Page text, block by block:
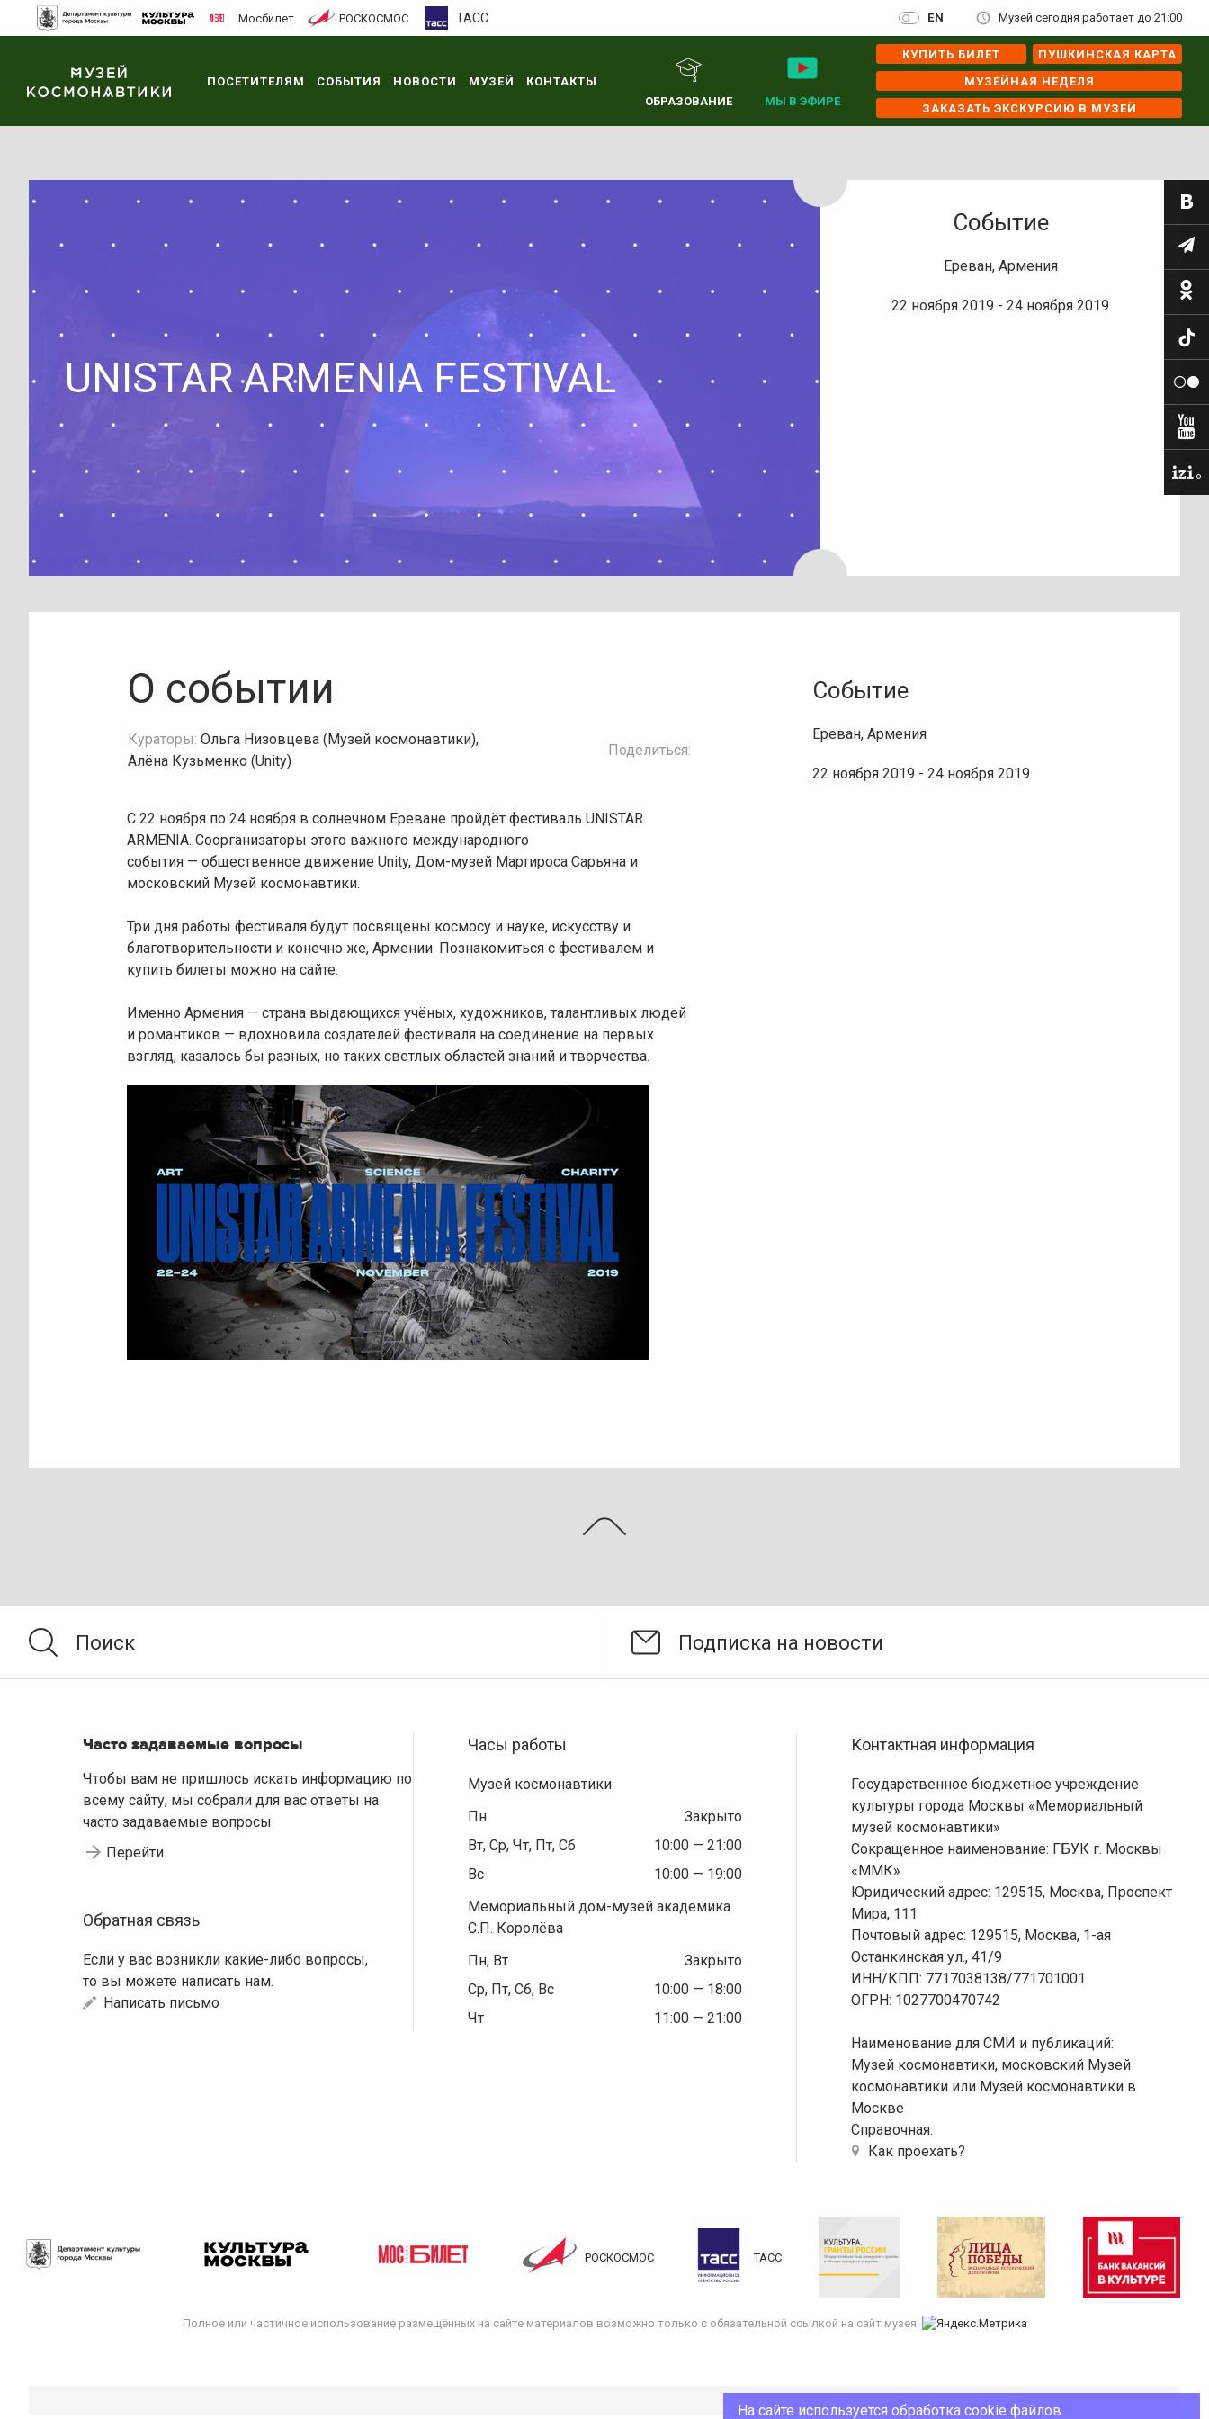
Мосбилет РОСКОСМОС ТАСС EN Музей сегодня работает до 21:00
ПОСЕТИТЕЛЯМ СОБЫТИЯ НОВОСТИ МУЗЕЙ
КОНТАКТЫ
ОБРАЗОВАНИЕ
МЫ В ЭФИРЕ
КУПИТЬ БИЛЕТ
ПУШКИНСКАЯ КАРТА
МУЗЕЙНАЯ НЕДЕЛЯ
ЗАКАЗАТЬ ЭКСКУРСИЮ В МУЗЕЙ
UNISTAR ARMENIA FESTIVAL
Событие
Ереван, Армения
22 ноября 2019 - 24 ноября 2019
О событии
Кураторы: Ольга Низовцева (Музей космонавтики),
Алёна Кузьменко (Unity)
Поделиться:
С 22 ноября по 24 ноября в солнечном Ереване пройдёт фестиваль UNISTAR
ARMENIA. Соорганизаторы этого важного международного
события — общественное движение Unity, Дом-музей Мартироса Сарьяна и
московский Музей космонавтики.
Три дня работы фестиваля будут посвящены космосу и науке, искусству и
благотворительности и конечно же, Армении. Познакомиться с фестивалем и
купить билеты можно на сайте.
Именно Армения — страна выдающихся учёных, художников, талантливых людей
и романтиков — вдохновила создателей фестиваля на соединение на первых
взгляд, казалось бы разных, но таких светлых областей знаний и творчества.
Событие
Ереван, Армения
22 ноября 2019 - 24 ноября 2019
Часто задаваемые вопросы
Чтобы вам не пришлось искать информацию по
всему сайту, мы собрали для вас ответы на
часто задаваемые вопросы.
Перейти
Обратная связь
Если у вас возникли какие-либо вопросы,
то вы можете написать нам.
Написать письмо
Часы работы
Музей космонавтики
Пн
Закрыто
Вт, Ср, Чт, Пт, Сб
10:00 — 21:00
Вс
10:00 — 19:00
Мемориальный дом-музей академика
С.П. Королёва
Пн, Вт
Закрыто
Ср, Пт, Сб, Вс
10:00 — 18:00
Чт
11:00 — 21:00
Контактная информация
Государственное бюджетное учреждение
культуры города Москвы «Мемориальный
музей космонавтики»
Сокращенное наименование: ГБУК г. Москвы
«ММК»
Юридический адрес: 129515, Москва, Проспект
Мира, 111
Почтовый адрес: 129515, Москва, 1-ая
Останкинская ул., 41/9
ИНН/КПП: 7717038138/771701001
ОГРН: 1027700470742
Наименование для СМИ и публикаций:
Музей космонавтики, московский Музей
космонавтики или Музей космонавтики в
Москве
Справочная:
Как проехать?
РОСКОСМОС ТАСС
Полное или частичное использование размещённых на сайте материалов возможно только с обязательной ссылкой на сайт музея.
На сайте используется обработка cookie файлов.